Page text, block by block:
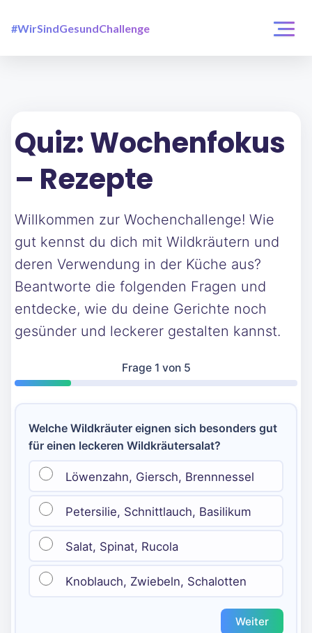
#WirSindGesundChallenge
Login / Registrierung
Quiz: Wochenfokus
– Rezepte
Willkommen zur Wochenchallenge! Wie
gut kennst du dich mit Wildkräutern und
deren Verwendung in der Küche aus?
Beantworte die folgenden Fragen und
entdecke, wie du deine Gerichte noch
gesünder und leckerer gestalten kannst.
Frage 1 von 5
Welche Wildkräuter eignen sich besonders gut
für einen leckeren Wildkräutersalat?
Löwenzahn, Giersch, Brennnessel
Petersilie, Schnittlauch, Basilikum
Salat, Spinat, Rucola
Knoblauch, Zwiebeln, Schalotten
Weiter